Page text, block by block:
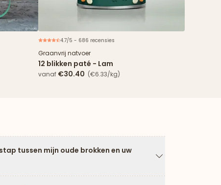
4.7/5 - 686 recensies
Graanvrij natvoer
12 blikken paté - Lam
vanaf €30.40 (€6.33/kg)
tussen mijn oude brokken en uw